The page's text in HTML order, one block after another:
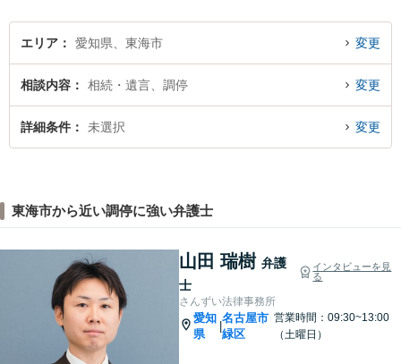
エリア 愛知県、東海市 変更
相談内容 相続・遺言、調停 変更
詳細条件 未選択 変更
東海市から近い調停に強い弁護士
山田 瑞樹 弁護
士
インタビューを見
る
さんずい法律事務所
愛知
県
名古屋市
緑区
営業時間：09:30~13:00
（土曜日）